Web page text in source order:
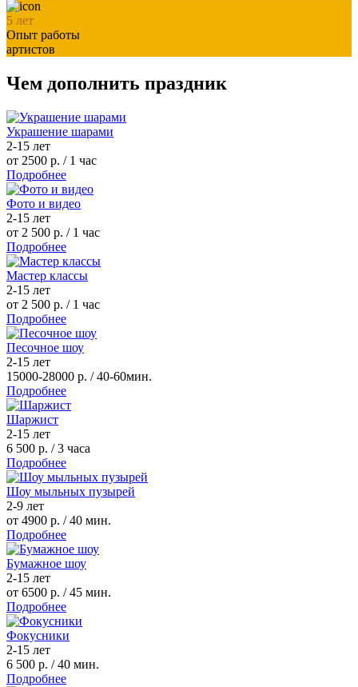
5 лет
Опыт работы
артистов
Чем дополнить праздник
Украшение шарами
2-15 лет
от 2500 р. / 1 час
Подробнее
Фото и видео
2-15 лет
от 2 500 р. / 1 час
Подробнее
Мастер классы
2-15 лет
от 2 500 р. / 1 час
Подробнее
Песочное шоу
2-15 лет
15000-28000 р. / 40-60мин.
Подробнее
Шаржист
2-15 лет
6 500 р. / 3 часа
Подробнее
Шоу мыльных пузырей
2-9 лет
от 4900 р. / 40 мин.
Подробнее
Бумажное шоу
2-15 лет
от 6500 р. / 45 мин.
Подробнее
Фокусники
2-15 лет
6 500 р. / 40 мин.
Подробнее